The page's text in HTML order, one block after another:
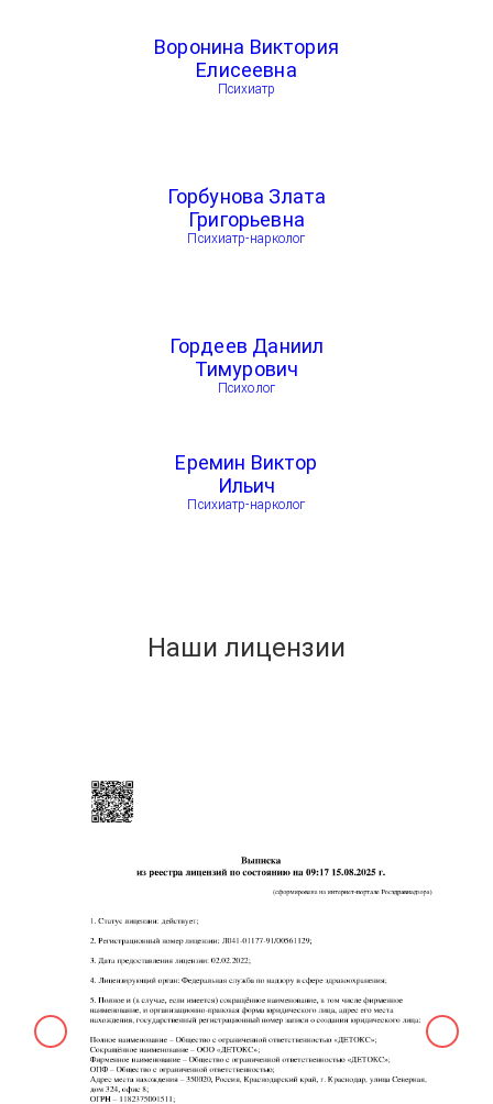
Воронина Виктория
Елисеевна
Психиатр
Горбунова Злата
Григорьевна
Психиатр-нарколог
Гордеев Даниил
Тимурович
Психолог
Еремин Виктор
Ильич
Психиатр-нарколог
Наши лицензии